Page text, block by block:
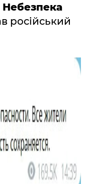
Небезпека
російський